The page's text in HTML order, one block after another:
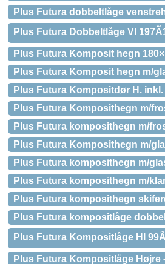
Plus Futura dobbeltlåge
Plus Futura Dobbeltlåge VI
Plus Futura Komposit hegn
Plus Futura Komposit hegn m/
Plus Futura Kompositdør H.
Plus Futura Komposithegn m/
Plus Futura komposithegn m/
Plus Futura Komposithegn m/
Plus Futura komposithegn m/
Plus Futura komposithegn m/
Plus Futura komposithegn
Plus Futura kompositlåge
Plus Futura Kompositlåge HI
Plus Futura Kompositlåge Højre